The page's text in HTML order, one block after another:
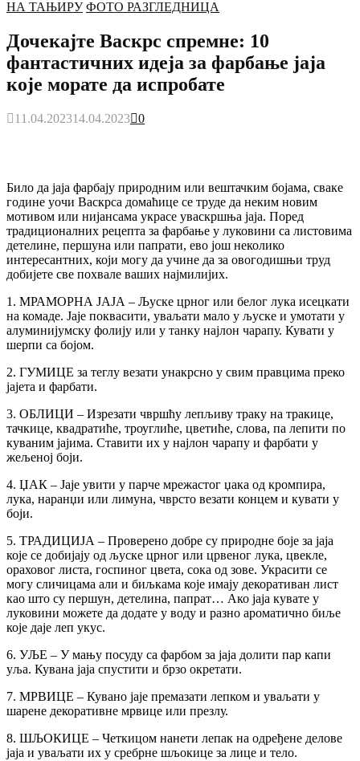
НА ТАЊИРУ ФОТО РАЗГЛЕДНИЦА
Дочекајте Васкрс спремне: 10
фантастичних идеја за фарбање јаја
које морате да испробате
11.04.202314.04.2023 0
Било да јаја фарбају природним или вештачким бојама, сваке
године уочи Васкрса домаћице се труде да неким новим
мотивом или нијансама украсе уваскршња јаја. Поред
традиционалних рецепта за фарбање у луковини са листовима
детелине, першуна или папрати, ево још неколико
интересантних, који могу да учине да за овогодишњи труд
добијете све похвале ваших најмилијих.
1. МРАМОРНА ЈАЈА – Љуске црног или белог лука исецкати
на комаде. Јаје поквасити, уваљати мало у љуске и умотати у
алуминијумску фолију или у танку најлон чарапу. Кувати у
шерпи са бојом.
2. ГУМИЦЕ за теглу везати унакрсно у свим правцима преко
јајета и фарбати.
3. ОБЛИЦИ – Изрезати чвршћу лепљиву траку на тракице,
тачкице, квадратиће, троуглиће, цветиће, слова, па лепити по
куваним јајима. Ставити их у најлон чарапу и фарбати у
жељеној боји.
4. ЏАК – Јаје увити у парче мрежастог џака од кромпира,
лука, наранџи или лимуна, чврсто везати концем и кувати у
боји.
5. ТРАДИЦИЈА – Проверено добре су природне боје за јаја
које се добијају од љуске црног или црвеног лука, цвекле,
ораховог листа, госпиног цвета, сока од зове. Украсити се
могу сличицама али и биљкама које имају декоративан лист
као што су першун, детелина, папрат… Ако јаја кувате у
луковини можете да додате у воду и разно ароматично биље
које даје леп укус.
6. УЉЕ – У мању посуду са фарбом за јаја долити пар капи
уља. Кувана јаја спустити и брзо окретати.
7. МРВИЦЕ – Кувано јаје премазати лепком и уваљати у
шарене декоративне мрвице или презлу.
8. ШЉОКИЦЕ – Четкицом нанети лепак на одређене делове
јаја и уваљати их у сребрне шљокице за лице и тело.